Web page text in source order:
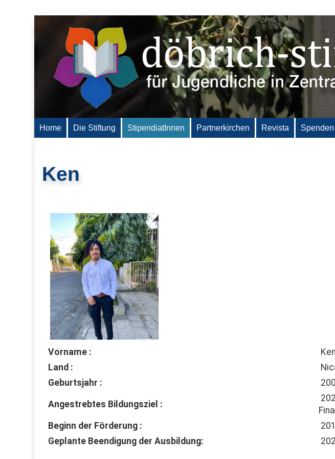
Home Die Stiftung StipendiatInnen Partnerkirchen Revista Spenden
Ken
Vorname :
Land :
Geburtsjahr :
Angestrebtes Bildungsziel :
Beginn der Förderung :
Geplante Beendigung der Ausbildung: